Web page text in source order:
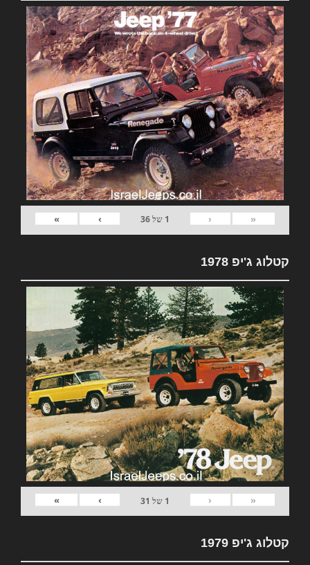
«
‹
1 של36
›
»
קטלוג ג'יפ 1978
«
‹
1 של 31
›
»
קטלוג ג'יפ 1979